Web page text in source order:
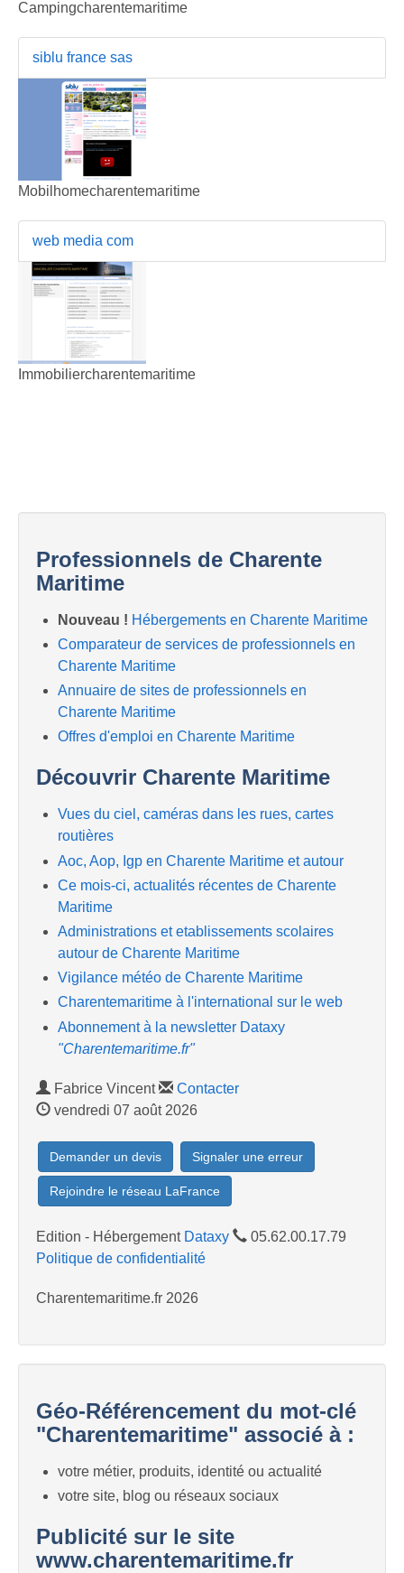
Campingcharentemaritime
siblu france sas
Mobilhomecharentemaritime
web media com
Immobiliercharentemaritime
Professionnels de Charente
Maritime
Nouveau ! Hébergements en Charente Maritime
Comparateur de services de professionnels en
Charente Maritime
Annuaire de sites de professionnels en
Charente Maritime
Offres d'emploi en Charente Maritime
Découvrir Charente Maritime
Vues du ciel, caméras dans les rues, cartes
routières
Aoc, Aop, Igp en Charente Maritime et autour
Ce mois-ci, actualités récentes de Charente
Maritime
Administrations et etablissements scolaires
autour de Charente Maritime
Vigilance météo de Charente Maritime
Charentemaritime à l'international sur le web
Abonnement à la newsletter Dataxy
"Charentemaritime.fr"
Fabrice Vincent
Contacter
vendredi 07 août 2026
Demander un devis Signaler une erreur
Rejoindre le réseau LaFrance
Edition - Hébergement Dataxy
05.62.00.17.79
Politique de confidentialité
Charentemaritime.fr 2026
Géo-Référencement du mot-clé
"Charentemaritime" associé à :
votre métier, produits, identité ou actualité
votre site, blog ou réseaux sociaux
Publicité sur le site
www.charentemaritime.fr